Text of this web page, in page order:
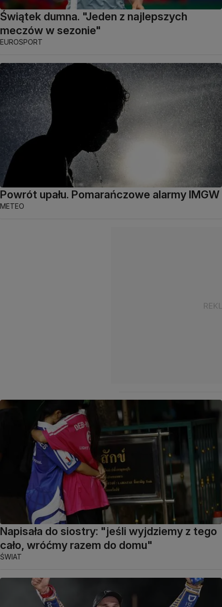
Świątek dumna. "Jeden z najlepszych
meczów w sezonie"
EUROSPORT
Powrót upału. Pomarańczowe alarmy IMGW
METEO
Napisała do siostry: "jeśli wyjdziemy z tego
cało, wróćmy razem do domu"
ŚWIAT